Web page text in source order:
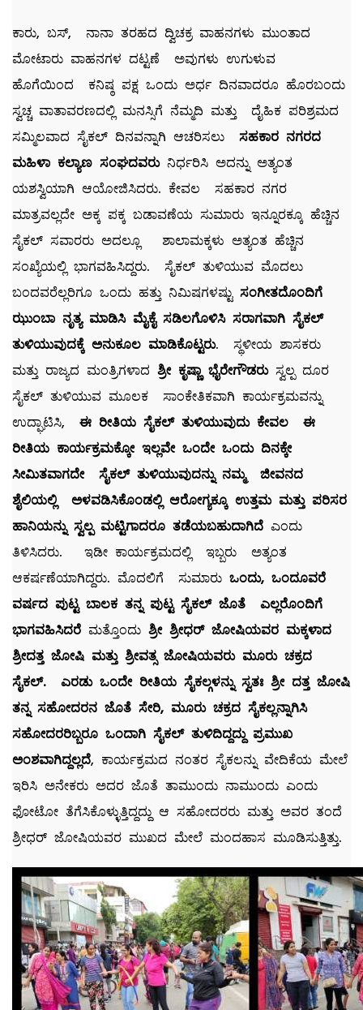
ಕಾರು, ಬಸ್, ನಾನಾ ತರಹದ ದ್ವಿಚಕ್ರ ವಾಹನಗಳು ಮುಂತಾದ
ಮೋಟಾರು ವಾಹನಗಳ ದಟ್ಟಣೆ ಅವುಗಳು ಉಗುಳುವ
ಹೊಗೆಯಿಂದ ಕನಿಷ್ಠ ಪಕ್ಷ ಒಂದು ಅರ್ಧ ದಿನವಾದರೂ ಹೊರಬಂದು
ಸ್ವಚ್ಚ ವಾತಾವರಣದಲ್ಲಿ ಮನಸ್ಸಿಗೆ ನೆಮ್ಮದಿ ಮತ್ತು ದೈಹಿಕ ಪರಿಶ್ರಮದ
ಸಮ್ಮಿಲವಾದ ಸೈಕಲ್ ದಿನವನ್ನಾಗಿ ಆಚರಿಸಲು ಸಹಕಾರ ನಗರದ
ಮಹಿಳಾ ಕಲ್ಯಾಣ ಸಂಘದವರುನಿರ್ಧರಿಸಿ ಅದನ್ನು ಅತ್ಯಂತ
ಯಶಸ್ವಿಯಾಗಿ ಆಯೋಜಿಸಿದರು. ಕೇವಲ ಸಹಕಾರ ನಗರ
ಮಾತ್ರವಲ್ಲದೇ ಅಕ್ಕ ಪಕ್ಕ ಬಡಾವಣೆಯ ಸುಮಾರು ಇನ್ನೂರಕ್ಕೂ ಹೆಚ್ಚಿನ
ಸೈಕಲ್ ಸವಾರರು ಅದಲ್ಲೂ ಶಾಲಾಮಕ್ಕಳು ಅತ್ಯಂತ ಹೆಚ್ಚಿನ
ಸಂಖ್ಯೆಯಲ್ಲಿ ಭಾಗವಹಿಸಿದ್ದರು. ಸೈಕಲ್ ತುಳಿಯುವ ಮೊದಲು
ಬಂದವರೆಲ್ಲರಿಗೂ ಒಂದು ಹತ್ತು ನಿಮಿಷಗಳಷ್ಟು ಸಂಗೀತದೊಂದಿಗೆ
ಝುಂಬಾ ನೃತ್ಯ ಮಾಡಿಸಿ ಮೈಕೈ ಸಡಿಲಗೊಳಿಸಿ ಸರಾಗವಾಗಿ ಸೈಕಲ್
ತುಳಿಯುವುದಕ್ಕೆ ಅನುಕೂಲ ಮಾಡಿಕೊಟ್ಟರು. ಸ್ಥಳೀಯ ಶಾಸಕರು
ಮತ್ತು ರಾಜ್ಯದ ಮಂತ್ರಿಗಳಾದ ಶ್ರೀ ಕೃಷ್ಣಾ ಭೈರೇಗೌಡರುಸ್ವಲ್ಪ ದೂರ
ಸೈಕಲ್ ತುಳಿಯುವ ಮೂಲಕ ಸಾಂಕೇತಿಕವಾಗಿ ಕಾರ್ಯಕ್ರಮವನ್ನು
ಉದ್ಘಾಟಿಸಿ, ಈ ರೀತಿಯ ಸೈಕಲ್ ತುಳಿಯುವುದು ಕೇವಲ ಈ
ರೀತಿಯ ಕಾರ್ಯಕ್ರಮಕ್ಕೋ ಇಲ್ಲವೇ ಒಂದೇ ಒಂದು ದಿನಕ್ಕೇ
ಸೀಮಿತವಾಗದೇ ಸೈಕಲ್ ತುಳಿಯುವುದನ್ನು ನಮ್ಮ ಜೀವನದ
ಶೈಲಿಯಲ್ಲಿ ಅಳವಡಿಸಿಕೊಂಡಲ್ಲಿ ಆರೋಗ್ಯಕ್ಕೂ ಉತ್ತಮ ಮತ್ತು ಪರಿಸರ
ಹಾನಿಯನ್ನು ಸ್ವಲ್ಪ ಮಟ್ಟಿಗಾದರೂ ತಡೆಯಬಹುದಾಗಿದೆ ಎಂದು
ತಿಳಿಸಿದರು. ಇಡೀ ಕಾರ್ಯಕ್ರಮದಲ್ಲಿ ಇಬ್ಬರು ಅತ್ಯಂತ
ಆಕರ್ಷಣೆಯಾಗಿದ್ದರು. ಮೊದಲಿಗೆ ಸುಮಾರು ಒಂದು, ಒಂದೂವರೆ
ವರ್ಷದ ಪುಟ್ಟ ಬಾಲಕ ತನ್ನ ಪುಟ್ಟ ಸೈಕಲ್ ಜೊತೆ ಎಲ್ಲರೊಂದಿಗೆ
ಭಾಗವಹಿಸಿದರೆ ಮತ್ತೊಂದು ಶ್ರೀ ಶ್ರೀಧರ್ ಜೋಷಿಯವರ ಮಕ್ಕಳಾದ
ಶ್ರೀದತ್ತ ಜೋಷಿ ಮತ್ತು ಶ್ರೀವತ್ಸ ಜೋಷಿಯವರು ಮೂರು ಚಕ್ರದ
ಸೈಕಲ್. ಎರಡು ಒಂದೇ ರೀತಿಯ ಸೈಕಲ್ಗಳನ್ನು ಸ್ವತಃ ಶ್ರೀ ದತ್ತ ಜೋಷಿ
ತನ್ನ ಸಹೋದರನ ಜೊತೆ ಸೇರಿ, ಮೂರು ಚಕ್ರದ ಸೈಕಲ್ಲನ್ನಾಗಿಸಿ
ಸಹೋದರರಿಬ್ಬರೂ ಒಂದಾಗಿ ಸೈಕಲ್ ತುಳಿದಿದ್ದದ್ದು ಪ್ರಮುಖ
ಅಂಶವಾಗಿದ್ದಲ್ಲದೆ, ಕಾರ್ಯಕ್ರಮದ ನಂತರ ಸೈಕಲನ್ನು ವೇದಿಕೆಯ ಮೇಲೆ
ಇರಿಸಿ ಅನೇಕರು ಅದರ ಜೊತೆ ತಾಮುಂದು ನಾಮುಂದು ಎಂದು
ಫೋಟೋ ತೆಗೆಸಿಕೊಳ್ಳುತ್ತಿದ್ದದ್ದು ಆ ಸಹೋದರರು ಮತ್ತು ಅವರ ತಂದೆ
ಶ್ರೀಧರ್ ಜೋಷಿಯವರ ಮುಖದ ಮೇಲೆ ಮಂದಹಾಸ ಮೂಡಿಸುತ್ತಿತ್ತು.